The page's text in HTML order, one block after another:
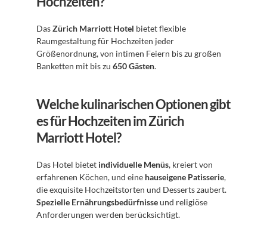
Das Zürich Marriott Hotel bietet flexible
Raumgestaltung für Hochzeiten jeder
Größenordnung, von intimen Feiern bis zu großen
Banketten mit bis zu 650 Gästen.
Welche kulinarischen Optionen gibt
es für Hochzeiten im Zürich
Marriott Hotel?
Das Hotel bietet individuelle Menüs, kreiert von
erfahrenen Köchen, und eine hauseigene Patisserie,
Spezielle Ernährungsbedürfnisse und religiöse
Anforderungen werden berücksichtigt.